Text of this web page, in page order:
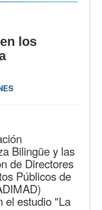
los
Bilingüe y las
de Directores
Públicos de
el estudio "La